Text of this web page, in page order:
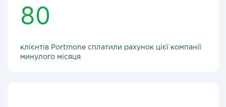
80
клієнтів Portmone сплатили рахунок цієї компанії
минулого місяця